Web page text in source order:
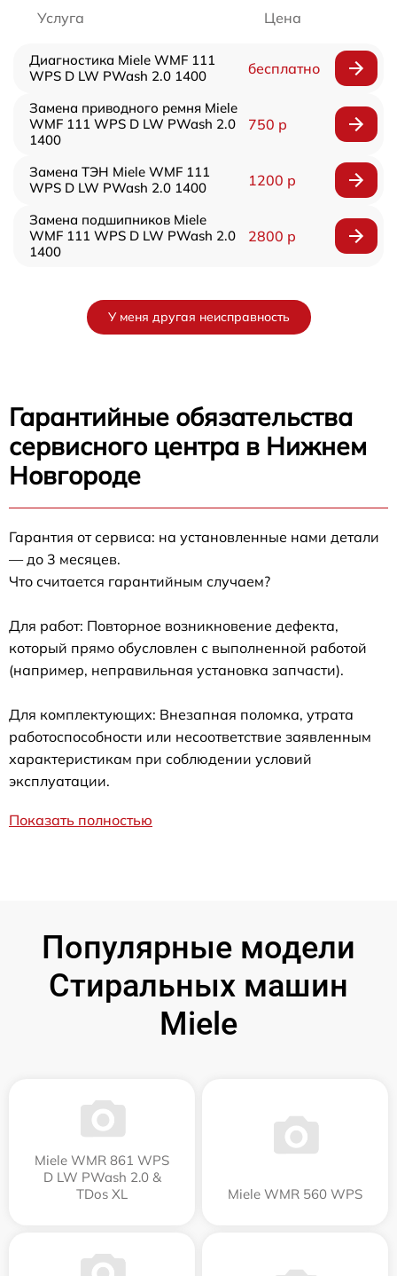
Услуга Цена
Диагностика Miele WMF 111
WPS D LW PWash 2.0 1400
бесплатно
Замена приводного ремня Miele
WMF 111 WPS D LW PWash 2.0
1400
750 р
Замена ТЭН Miele WMF 111
WPS D LW PWash 2.0 1400
1200 р
Замена подшипников Miele
WMF 111 WPS D LW PWash 2.0
1400
2800 р
У меня другая неисправность
Гарантийные обязательства
сервисного центра в Нижнем
Новгороде
Гарантия от сервиса: на установленные нами детали
— до 3 месяцев.
Что считается гарантийным случаем?
Для работ: Повторное возникновение дефекта,
который прямо обусловлен с выполненной работой
(например, неправильная установка запчасти).
Для комплектующих: Внезапная поломка, утрата
работоспособности или несоответствие заявленным
характеристикам при соблюдении условий
эксплуатации.
Показать полностью
Популярные модели
Стиральных машин
Miele
Miele WMR 861 WPS
D LW PWash 2.0 &
TDos XL
Miele WMR 560 WPS